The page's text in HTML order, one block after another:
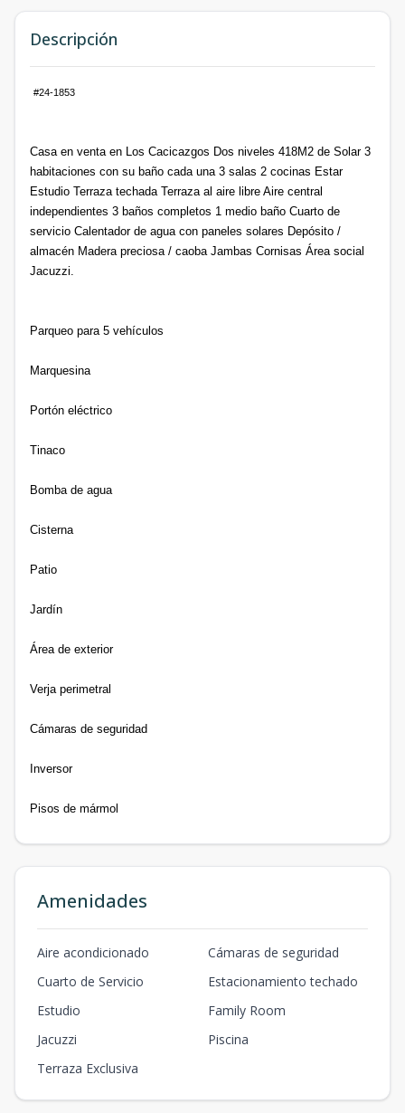
Descripción
#24-1853
Casa en venta en Los Cacicazgos Dos niveles 418M2 de Solar 3
habitaciones con su baño cada una 3 salas 2 cocinas Estar
Estudio Terraza techada Terraza al aire libre Aire central
independientes 3 baños completos 1 medio baño Cuarto de
servicio Calentador de agua con paneles solares Depósito /
almacén Madera preciosa / caoba Jambas Cornisas Área social
Jacuzzi.
Parqueo para 5 vehículos
Marquesina
Portón eléctrico
Tinaco
Bomba de agua
Cisterna
Patio
Jardín
Área de exterior
Verja perimetral
Cámaras de seguridad
Inversor
Pisos de mármol
Amenidades
Aire acondicionado
Cámaras de seguridad
Cuarto de Servicio
Estacionamiento techado
Estudio
Family Room
Jacuzzi
Piscina
Terraza Exclusiva